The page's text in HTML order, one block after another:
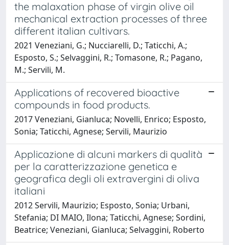
the malaxation phase of virgin olive oil
mechanical extraction processes of three
different italian cultivars.
2021 Veneziani, G.; Nucciarelli, D.; Taticchi, A.;
Esposto, S.; Selvaggini, R.; Tomasone, R.; Pagano,
M.; Servili, M.
Applications of recovered bioactive
compounds in food products.
2017 Veneziani, Gianluca; Novelli, Enrico; Esposto,
Sonia; Taticchi, Agnese; Servili, Maurizio
Applicazione di alcuni markers di qualità
per la caratterizzazione genetica e
geografica degli oli extravergini di oliva
italiani
2012 Servili, Maurizio; Esposto, Sonia; Urbani,
Stefania; DI MAIO, Ilona; Taticchi, Agnese; Sordini,
Beatrice; Veneziani, Gianluca; Selvaggini, Roberto